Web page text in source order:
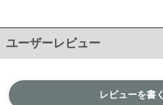
ユーザーレビュー
レビューを書く